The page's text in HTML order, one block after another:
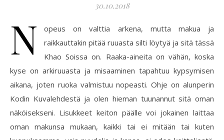
30.10.2018
N
opeus on valttia arkena, mutta makua ja
raikkauttakin pitää ruuasta silti löytyä ja sitä tässä
Khao Soissa on. Raaka-aineita on vähän, koska
kyse on arkiruuasta ja misaaminen tapahtuu kypsymisen
aikana, joten ruoka valmistuu nopeasti. Ohje on alunperin
Kodin Kuvalehdestä ja olen hieman tuunannut sitä oman
näköisekseni. Lisukkeet keiton päälle voi jokainen laittaa
oman makunsa mukaan, kaikki tai ei mitään tai kuten